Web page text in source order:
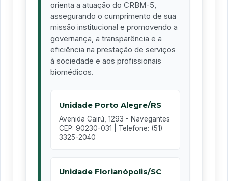
orienta a atuação do CRBM-5,
assegurando o cumprimento de sua
missão institucional e promovendo a
governança, a transparência e a
eficiência na prestação de serviços
à sociedade e aos profissionais
biomédicos.
Unidade Porto Alegre/RS
Avenida Cairú, 1293 - Navegantes
CEP: 90230-031 | Telefone: (51)
3325-2040
Unidade Florianópolis/SC